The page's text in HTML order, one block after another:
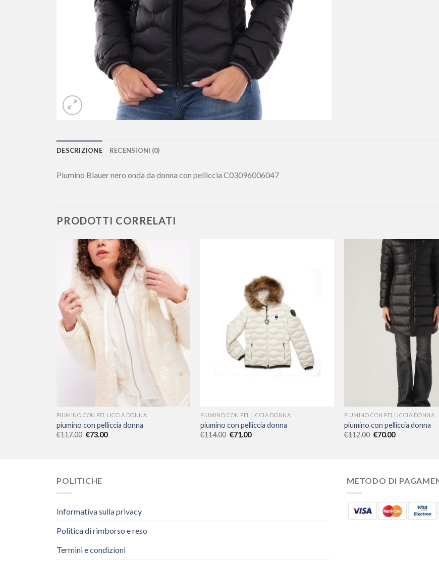
DESCRIZIONE RECENSIONI (0)
Piumino Blauer nero onda da donna con pelliccia C03096006047
PRODOTTI CORRELATI
PIUMINO CON PELLICCIA DONNA
piumino con pelliccia donna
€117.00 €73.00
PIUMINO CON PELLICCIA DONNA
piumino con pelliccia donna
€114.00 €71.00
PIUMINO CON PELLICCIA DONNA
piumino con pelliccia donna
€112.00 €70.00
POLITICHE
Informativa sulla privacy
Politica di rimborso e reso
Termini e condizioni
METODO DI